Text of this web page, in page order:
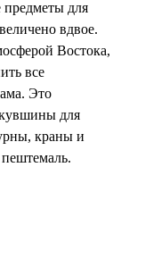
предметы для
вдвое.
Востока,
все
Это
для
краны и